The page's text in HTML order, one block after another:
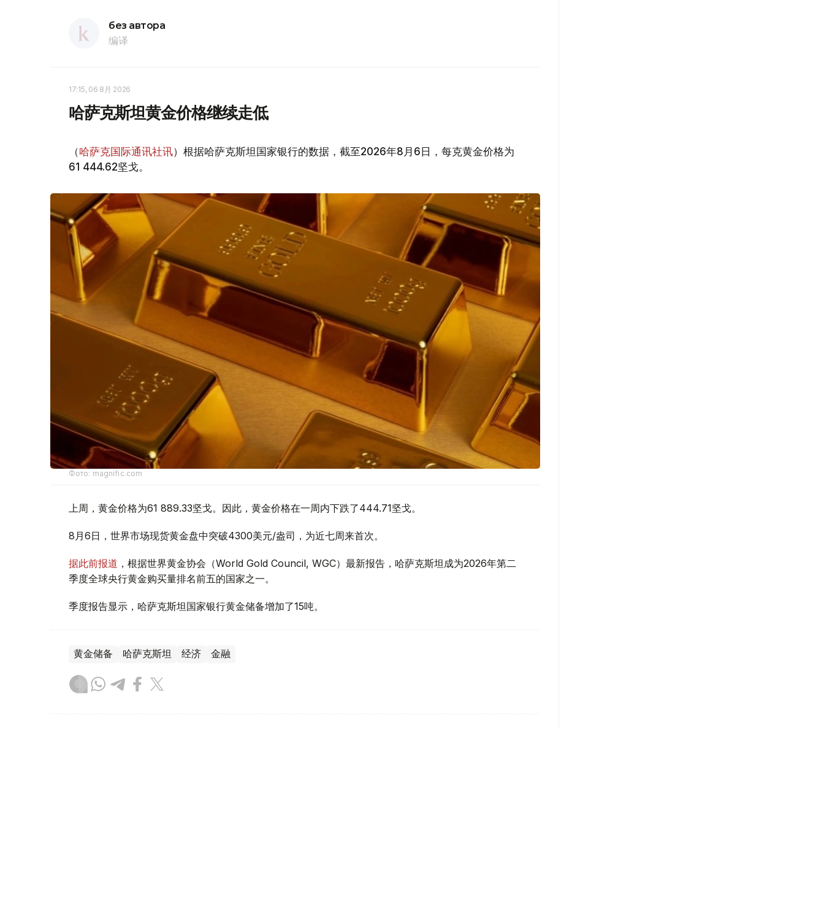
без автора
编译
17:15, 06 8月 2026
哈萨克斯坦黄金价格继续走低
（哈萨克国际通讯社讯）根据哈萨克斯坦国家银行的数据，截至2026年8月6日，每克黄金价格为
61 444.62坚戈。
Фото: magnific.com
上周，黄金价格为61 889.33坚戈。因此，黄金价格在一周内下跌了444.71坚戈。
8月6日，世界市场现货黄金盘中突破4300美元/盎司，为近七周来首次。
据此前报道 ，根据世界黄金协会（World Gold Council, WGC）最新报告，哈萨克斯坦成为2026年第二
季度全球央行黄金购买量排名前五的国家之一。
季度报告显示，哈萨克斯坦国家银行黄金储备增加了15吨。
黄金储备 哈萨克斯坦 经济 金融